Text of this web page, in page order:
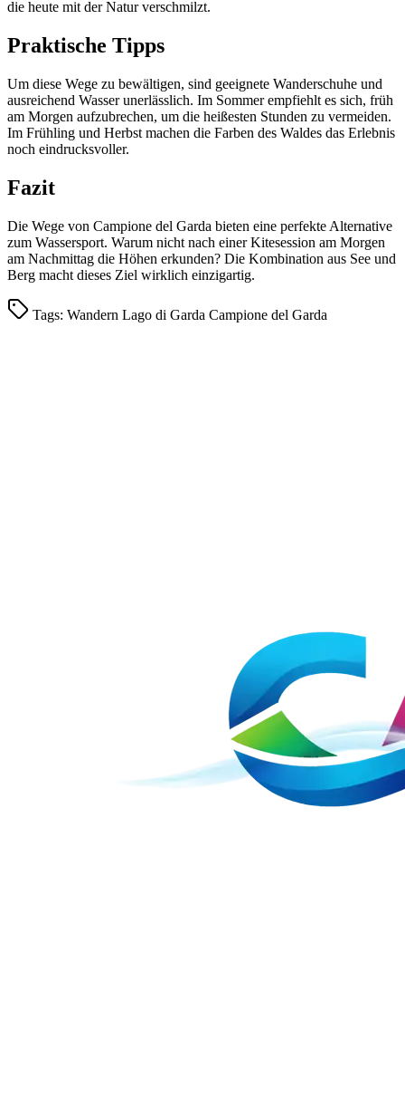
die heute mit der Natur verschmilzt.
Praktische Tipps
Um diese Wege zu bewältigen, sind geeignete Wanderschuhe und
ausreichend Wasser unerlässlich. Im Sommer empfiehlt es sich, früh
am Morgen aufzubrechen, um die heißesten Stunden zu vermeiden.
Im Frühling und Herbst machen die Farben des Waldes das Erlebnis
noch eindrucksvoller.
Fazit
Die Wege von Campione del Garda bieten eine perfekte Alternative
zum Wassersport. Warum nicht nach einer Kitesession am Morgen
am Nachmittag die Höhen erkunden? Die Kombination aus See und
Berg macht dieses Ziel wirklich einzigartig.
Tags: Wandern Lago di Garda Campione del Garda